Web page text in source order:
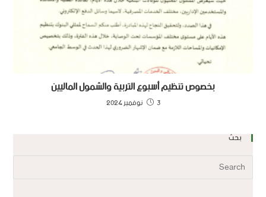
بخصوص تنظيم أسبوع التربية والشمول الماليين
3 نوفمبر 2024
بحث